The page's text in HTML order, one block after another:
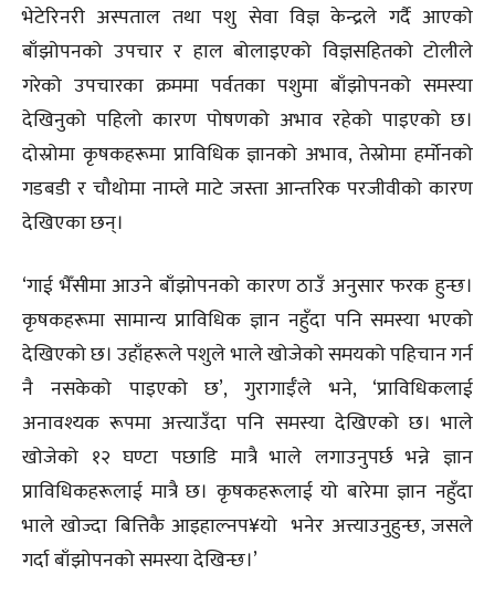
भेटेरिनरी अस्पताल तथा पशु सेवा विज्ञ केन्द्रले गर्दै आएको
बाँझोपनको उपचार र हाल बोलाइएको विज्ञसहितको टोलीले
गरेको उपचारका क्रममा पर्वतका पशुमा बाँझोपनको समस्या
देखिनुको पहिलो कारण पोषणको अभाव रहेको पाइएको छ।
दोस्रोमा कृषकहरूमा प्राविधिक ज्ञानको अभाव, तेस्रोमा हर्मोनको
गडबडी र चौथोमा नाम्ले माटे जस्ता आन्तरिक परजीवीको कारण
देखिएका छन्।
‘गाई भैँसीमा आउने बाँझोपनको कारण ठाउँ अनुसार फरक हुन्छ।
कृषकहरूमा सामान्य प्राविधिक ज्ञान नहुँदा पनि समस्या भएको
देखिएको छ। उहाँहरूले पशुले भाले खोजेको समयको पहिचान गर्न
नै नसकेको पाइएको छ’, गुरागाईँले भने, ‘प्राविधिकलाई
अनावश्यक रूपमा अत्त्याउँदा पनि समस्या देखिएको छ। भाले
खोजेको १२ घण्टा पछाडि मात्रै भाले लगाउनुपर्छ भन्ने ज्ञान
प्राविधिकहरूलाई मात्रै छ। कृषकहरूलाई यो बारेमा ज्ञान नहुँदा
भाले खोज्दा बित्तिकै आइहाल्नप¥यो भनेर अत्त्याउनुहुन्छ, जसले
गर्दा बाँझोपनको समस्या देखिन्छ।’